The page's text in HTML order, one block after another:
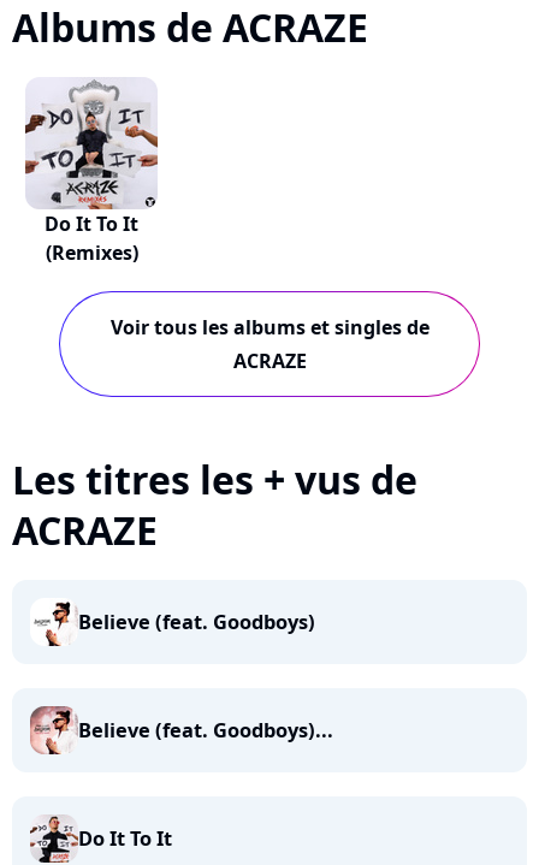
Albums de ACRAZE
Do It To It
(Remixes)
Voir tous les albums et singles de
ACRAZE
Les titres les + vus de
ACRAZE
Believe (feat. Goodboys)
Believe (feat. Goodboys)...
Do It To It